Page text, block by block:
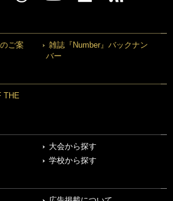
ご案
雑誌『Number』バックナン
バー
THE
大会から探す
学校から探す